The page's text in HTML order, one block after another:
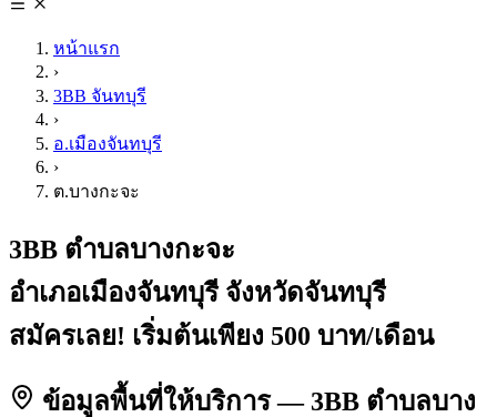
หน้าแรก
›
3BB จันทบุรี
›
อ.เมืองจันทบุรี
›
ต.บางกะจะ
3BB ตำบลบางกะจะ
อำเภอเมืองจันทบุรี จังหวัดจันทบุรี
สมัครเลย! เริ่มต้นเพียง 500 บาท/เดือน
ข้อมูลพื้นที่ให้บริการ — 3BB ตำบลบาง